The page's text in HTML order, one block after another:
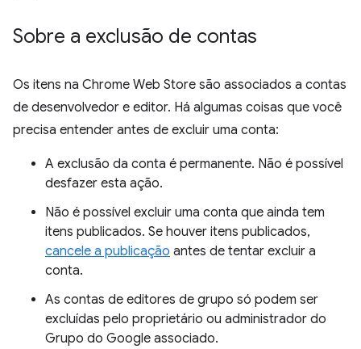
Sobre a exclusão de contas
Os itens na Chrome Web Store são associados a contas
de desenvolvedor e editor. Há algumas coisas que você
precisa entender antes de excluir uma conta:
A exclusão da conta é permanente. Não é possível
desfazer esta ação.
Não é possível excluir uma conta que ainda tem
itens publicados. Se houver itens publicados,
cancele a publicação antes de tentar excluir a
conta.
As contas de editores de grupo só podem ser
excluídas pelo proprietário ou administrador do
Grupo do Google associado.